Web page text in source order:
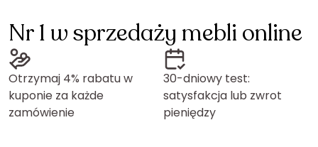
Nr 1 w sprzedaży mebli online
Otrzymaj 4% rabatu w
kuponie za każde
zamówienie
30-dniowy test:
satysfakcja lub zwrot
pieniędzy